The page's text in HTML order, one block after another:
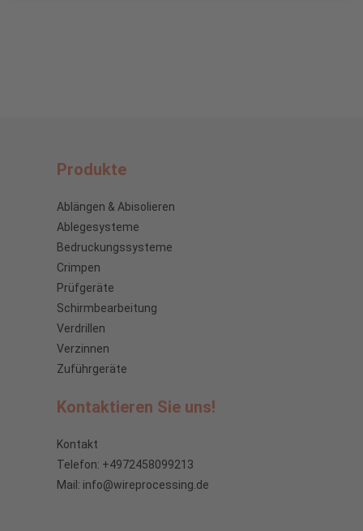
Produkte
Ablängen & Abisolieren
Ablegesysteme
Bedruckungssysteme
Crimpen
Prüfgeräte
Schirmbearbeitung
Verdrillen
Verzinnen
Zuführgeräte
Kontaktieren Sie uns!
Kontakt
Telefon: +4972458099213
Mail: info@wireprocessing.de